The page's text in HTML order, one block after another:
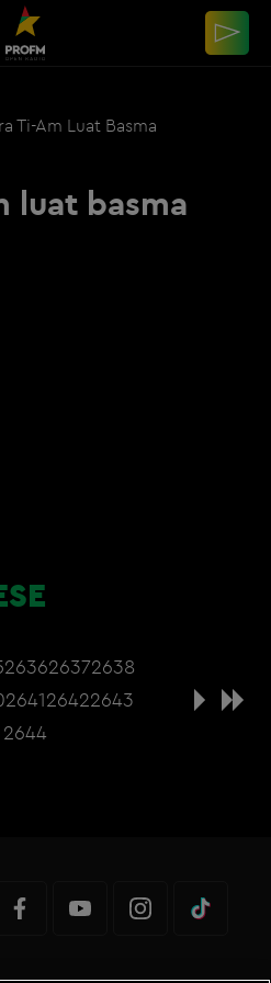
Ti-Am Luat Basma
luat basma
263626372638
264126422643
2644